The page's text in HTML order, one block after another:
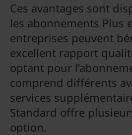
Ces avantages sont
les abonnements Plus
entreprises peuvent
excellent rapport
optant pour
comprend différents
services
Standard offre
option.